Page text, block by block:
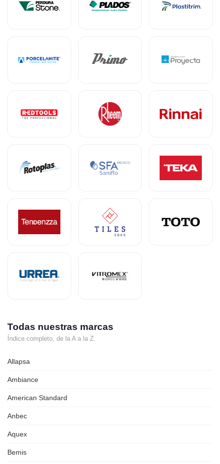
Todas nuestras marcas
Índice completo, de la A a la Z.
Allapsa
Ambiance
American Standard
Anbec
Aquex
Bemis